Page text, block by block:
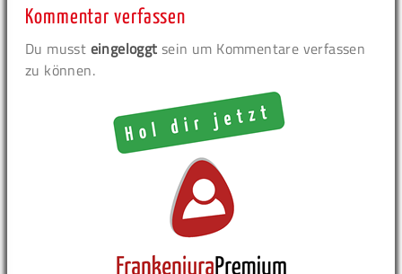
Kommentar verfassen
Du musst eingeloggt sein um Kommentare verfassen
zu können.